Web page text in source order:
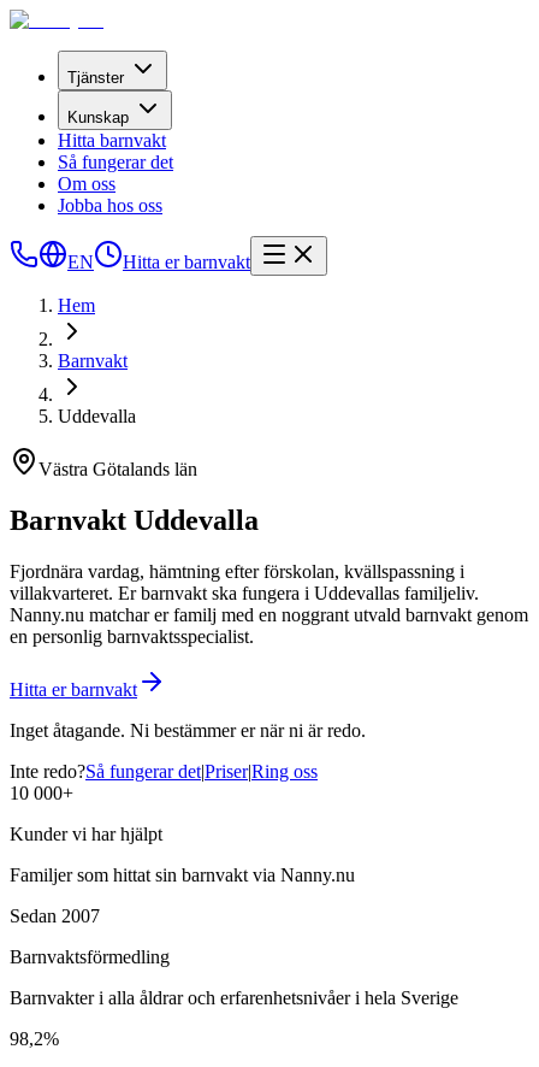
Tjänster
Kunskap
Hitta barnvakt
Så fungerar det
Om oss
Jobba hos oss
EN Hitta er barnvakt
Hem
Barnvakt
Uddevalla
Västra Götalands län
Barnvakt Uddevalla
Fjordnära vardag, hämtning efter förskolan, kvällspassning i
villakvarteret. Er barnvakt ska fungera i Uddevallas familjeliv.
Nanny.nu matchar er familj med en noggrant utvald barnvakt genom
en personlig barnvaktsspecialist.
Hitta er barnvakt
Inget åtagande. Ni bestämmer er när ni är redo.
Inte redo?Så fungerar det|Priser|Ring oss
10 000+
Kunder vi har hjälpt
Familjer som hittat sin barnvakt via Nanny.nu
Sedan 2007
Barnvaktsförmedling
Barnvakter i alla åldrar och erfarenhetsnivåer i hela Sverige
98,2%